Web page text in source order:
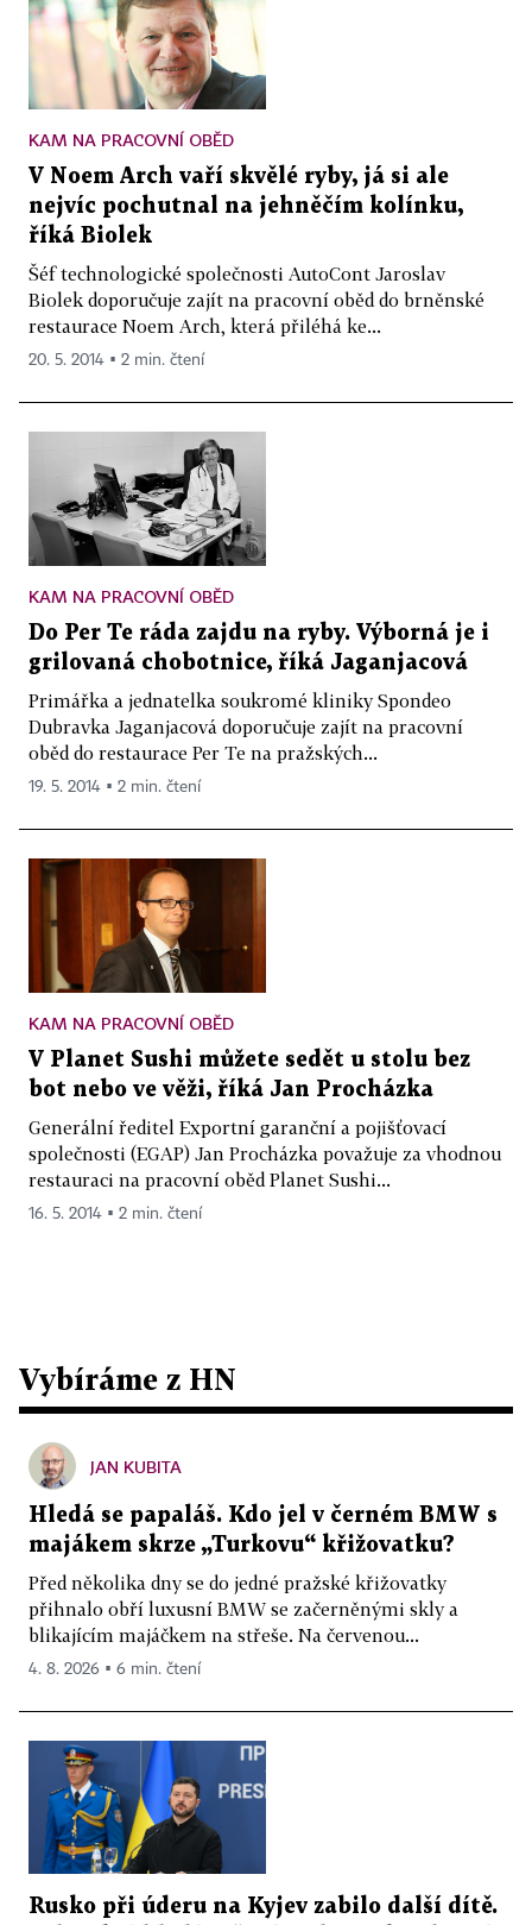
KAM NA PRACOVNÍ OBĚD
V Noem Arch vaří skvělé ryby, já si ale
nejvíc pochutnal na jehněčím kolínku,
říká Biolek
Šéf technologické společnosti AutoCont Jaroslav
Biolek doporučuje zajít na pracovní oběd do brněnské
restaurace Noem Arch, která přiléhá ke...
20. 5. 2014 ▪ 2 min. čtení
KAM NA PRACOVNÍ OBĚD
Do Per Te ráda zajdu na ryby. Výborná je i
grilovaná chobotnice, říká Jaganjacová
Primářka a jednatelka soukromé kliniky Spondeo
Dubravka Jaganjacová doporučuje zajít na pracovní
oběd do restaurace Per Te na pražských...
19. 5. 2014 ▪ 2 min. čtení
KAM NA PRACOVNÍ OBĚD
V Planet Sushi můžete sedět u stolu bez
bot nebo ve věži, říká Jan Procházka
Generální ředitel Exportní garanční a pojišťovací
společnosti (EGAP) Jan Procházka považuje za vhodnou
restauraci na pracovní oběd Planet Sushi...
16. 5. 2014 ▪ 2 min. čtení
Vybíráme z HN
JAN KUBITA
Hledá se papaláš. Kdo jel v černém BMW s
majákem skrze „Turkovu“ křižovatku?
Před několika dny se do jedné pražské křižovatky
přihnalo obří luxusní BMW se začerněnými skly a
blikajícím majáčkem na střeše. Na červenou...
4. 8. 2026 ▪ 6 min. čtení
Rusko při úderu na Kyjev zabilo další dítě.